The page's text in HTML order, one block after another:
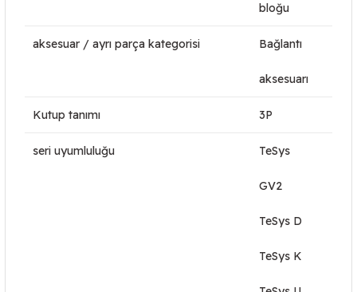
bloğu
aksesuar / ayrı parça kategorisi Bağlantı
aksesuarı
Kutup tanımı 3P
seri uyumluluğu TeSys
GV2
TeSys D
TeSys K